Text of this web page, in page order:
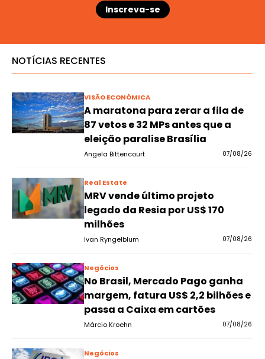
NOTÍCIAS RECENTES
VISÃO ECONÔMICA
A maratona para zerar a fila de
87 vetos e 32 MPs antes que a
eleição paralise Brasília
Angela Bittencourt 07/08/26
Real Estate
MRV vende último projeto
legado da Resia por US$ 170
milhões
Ivan Ryngelblum 07/08/26
Negócios
No Brasil, Mercado Pago ganha
margem, fatura US$ 2,2 bilhões e
passa a Caixa em cartões
Márcio Kroehn 07/08/26
Negócios